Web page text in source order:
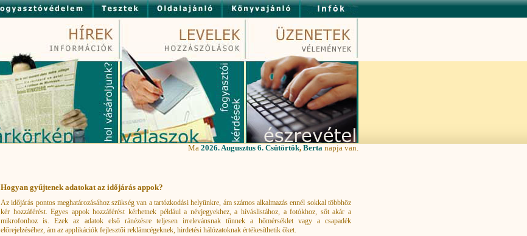
Ma 2026. Augusztus 6. Csütörtök, Berta napja van.
Hogyan gyűjtenek adatokat az időjárás appok?
Az időjárás pontos meghatározásához szükség van a tartózkodási helyünkre, ám számos alkalmazás ennél sokkal többhöz
kér hozzáférést. Egyes appok hozzáférést kérhetnek például a névjegyekhez, a híváslistához, a fotókhoz, sőt akár a
mikrofonhoz is. Ezek az adatok első ránézésre teljesen irrelevánsnak tűnnek a hőmérséklet vagy a csapadék
előrejelzéséhez, ám az applikációk fejlesztői reklámcégeknek, hirdetési hálózatoknak értékesíthetik őket.